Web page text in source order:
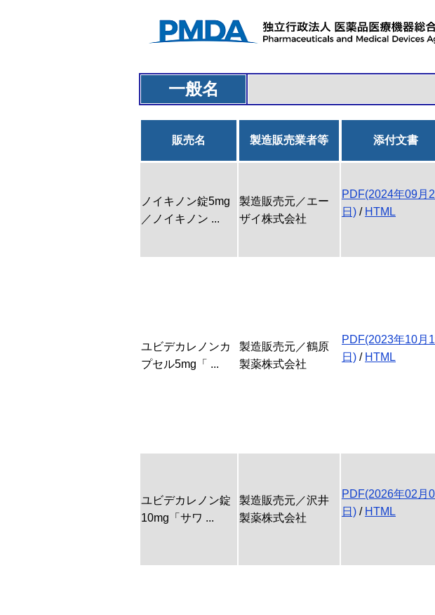
一般名
販売名 製造販売業者等 添付文書
ノイキノン錠5mg
／ノイキノン ...
製造販売元／エー
ザイ株式会社
PDF(2024年09月
日) / HTML
ユビデカレノンカ
プセル5mg「 ...
製造販売元／鶴原
製薬株式会社
PDF(2023年10月
日) / HTML
ユビデカレノン錠
10mg「サワ ...
製造販売元／沢井
製薬株式会社
PDF(2026年02月
日) / HTML